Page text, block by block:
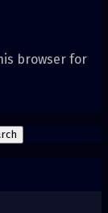
browser for